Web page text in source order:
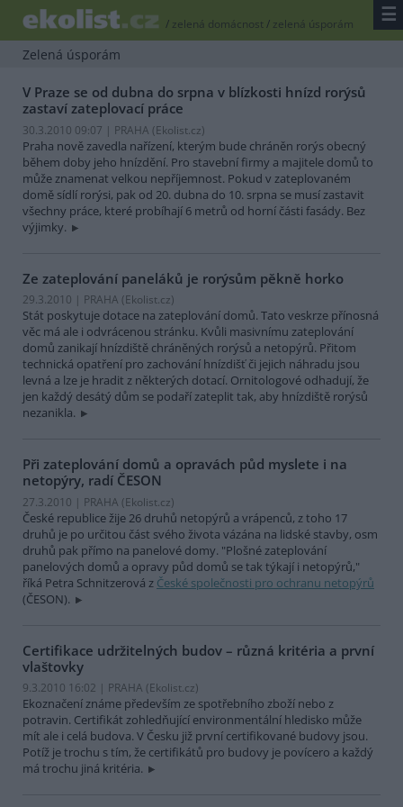
/ zelená domácnost/ zelená úsporám ☰
Zelená úsporám
V Praze se od dubna do srpna v blízkosti hnízd rorýsů
zastaví zateplovací práce
30.3.2010 09:07 | PRAHA (Ekolist.cz)
Praha nově zavedla nařízení, kterým bude chráněn rorýs obecný
během doby jeho hnízdění. Pro stavební firmy a majitele domů to
může znamenat velkou nepříjemnost. Pokud v zateplovaném
domě sídlí rorýsi, pak od 20. dubna do 10. srpna se musí zastavit
všechny práce, které probíhají 6 metrů od horní části fasády. Bez
výjimky.
Ze zateplování paneláků je rorýsům pěkně horko
29.3.2010 | PRAHA (Ekolist.cz)
Stát poskytuje dotace na zateplování domů. Tato veskrze přínosná
věc má ale i odvrácenou stránku. Kvůli masivnímu zateplování
domů zanikají hnízdiště chráněných rorýsů a netopýrů. Přitom
technická opatření pro zachování hnízdišť či jejich náhradu jsou
levná a lze je hradit z některých dotací. Ornitologové odhadují, že
jen každý desátý dům se podaří zateplit tak, aby hnízdiště rorýsů
nezanikla.
Při zateplování domů a opravách půd myslete i na
netopýry, radí ČESON
27.3.2010 | PRAHA (Ekolist.cz)
České republice žije 26 druhů netopýrů a vrápenců, z toho 17
druhů je po určitou část svého života vázána na lidské stavby, osm
druhů pak přímo na panelové domy. "Plošné zateplování
panelových domů a opravy půd domů se tak týkají i netopýrů,"
říká Petra Schnitzerová z České společnosti pro ochranu netopýrů
(ČESON).
Certifikace udržitelných budov – různá kritéria a první
vlaštovky
9.3.2010 16:02 | PRAHA (Ekolist.cz)
Ekoznačení známe především ze spotřebního zboží nebo z
potravin. Certifikát zohledňující environmentální hledisko může
mít ale i celá budova. V Česku již první certifikované budovy jsou.
Potíž je trochu s tím, že certifikátů pro budovy je povícero a každý
má trochu jiná kritéria.